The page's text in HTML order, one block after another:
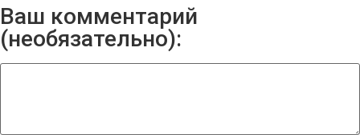
Ваш комментарий
(необязательно):